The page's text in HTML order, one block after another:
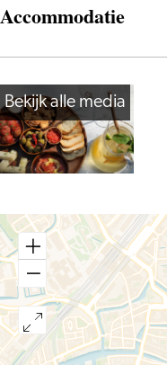
Accommodatie
Bekijk alle media